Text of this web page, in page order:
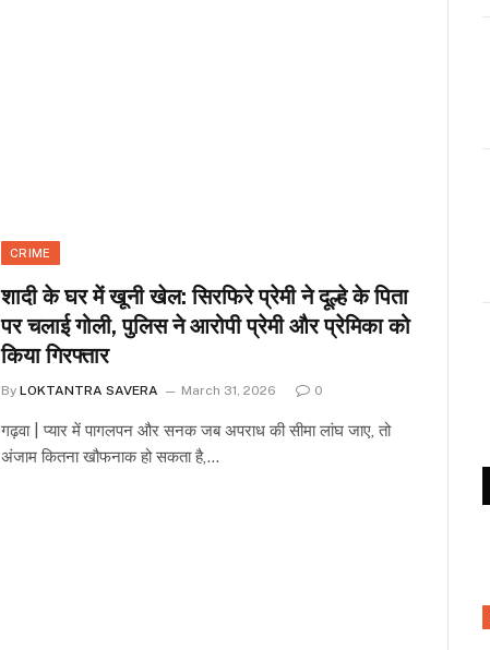
CRIME
शादी के घर में खूनी खेल: सिरफिरे प्रेमी ने दूल्हे के पिता
पर चलाई गोली, पुलिस ने आरोपी प्रेमी और प्रेमिका को
किया गिरफ्तार
By LOKTANTRA SAVERA March 31, 2026 0
गढ़वा | प्यार में पागलपन और सनक जब अपराध की सीमा लांघ जाए, तो
अंजाम कितना खौफनाक हो सकता है,…